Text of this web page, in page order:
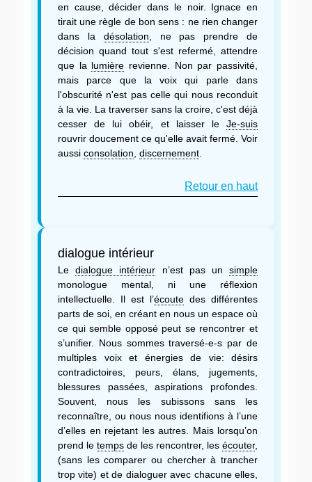
en cause, décider dans le noir. Ignace en
tirait une règle de bon sens : ne rien changer
dans la désolation , ne pas prendre de
décision quand tout s'est refermé, attendre
que la lumière revienne. Non par passivité,
mais parce que la voix qui parle dans
l'obscurité n'est pas celle qui nous reconduit
à la vie. La traverser sans la croire, c'est déjà
cesser de lui obéir, et laisser le Je-suis
rouvrir doucement ce qu'elle avait fermé. Voir
aussi consolation discernement
Retour en haut
dialogue intérieur
Ledialogue intérieur n’est pas unsimple
monologue mental, ni une réflexion
intellectuelle. Il est l’écoute des différentes
parts de soi, en créant en nous un espace où
ce qui semble opposé peut se rencontrer et
s’unifier. Nous sommes traversé-e-s par de
multiples voix et énergies de vie: désirs
contradictoires, peurs, élans, jugements,
blessures passées, aspirations profondes.
Souvent, nous les subissons sans les
reconnaître, ou nous nous identifions à l’une
d’elles en rejetant les autres. Mais lorsqu’on
prend le temps de les rencontrer, les écouter,
(sans les comparer ou chercher à trancher
trop vite) et de dialoguer avec chacune elles,